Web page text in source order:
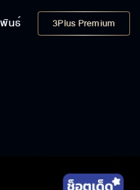
นธ์ 3Plus Premium